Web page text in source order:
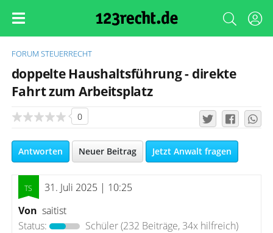
FORUM STEUERRECHT
doppelte Haushaltsführung - direkte
Fahrt zum Arbeitsplatz
0
Antworten Neuer Beitrag Jetzt Anwalt fragen
31. Juli 2025 | 10:25
Von saitist
Status:
Schüler(232 Beiträge, 34x hilfreich)